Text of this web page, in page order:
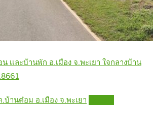
เเละบ้านพัก อ.เมือง จ.พะเยา ใจกลางบ้าน
านต๋อม อ.เมือง จ.พะเยา